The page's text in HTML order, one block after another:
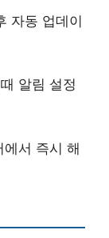
자동 업데이
알림 설정
서 즉시 해